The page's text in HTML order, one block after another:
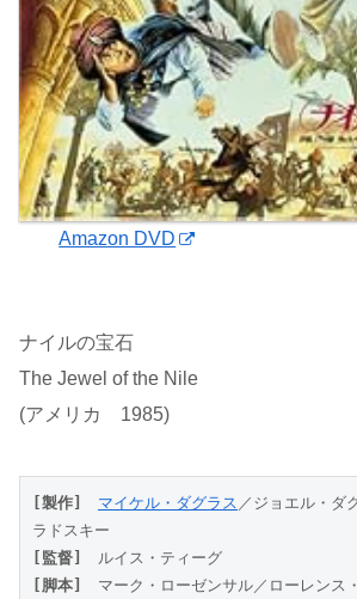
Amazon DVD
ナイルの宝石
The Jewel of the Nile
(アメリカ 1985)
[製作] マイケル・ダグラス ／ジョエル・ダ
ラドスキー
[監督]
ルイス・ティーグ
[脚本]
マーク・ローゼンサル／ローレンス